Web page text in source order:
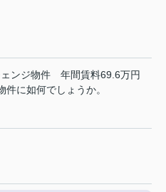
ェンジ物件 年間賃料69.6万円
に如何でしょうか。